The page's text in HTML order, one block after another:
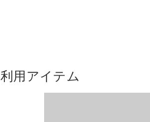
利用アイテム